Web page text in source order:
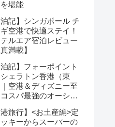
堪能
泊記】シンガポール チ
空港で快適ステイ！
ルエア宿泊レビュー
真満載】
泊記】フォーポイント
ェラトン香港（東
空港＆ディズニー至
スパ最強のオーシャ
港旅行】<お土産編>定
キーからスーパーの